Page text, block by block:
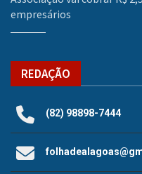
empresários
REDAÇÃO
(82) 98898-7444